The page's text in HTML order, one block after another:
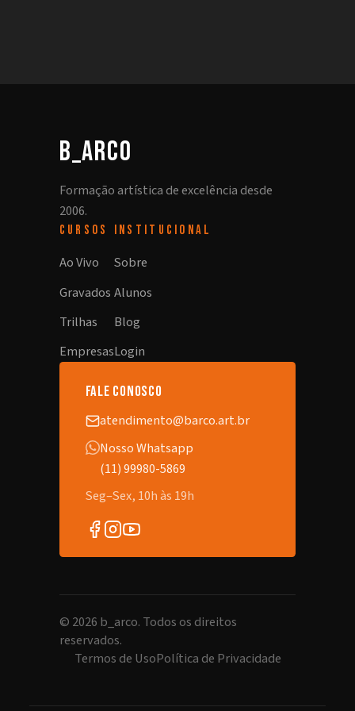
b_arco
Formação artística de excelência desde
2006.
CURSOS
Ao Vivo
Gravados
Trilhas
Empresas
INSTITUCIONAL
Sobre
Alunos
Blog
Login
fale conosco
atendimento@barco.art.br
Nosso Whatsapp
(11) 99980-5869
Seg–Sex, 10h às 19h
© 2026 b_arco. Todos os direitos
reservados.
Termos de UsoPolítica de Privacidade